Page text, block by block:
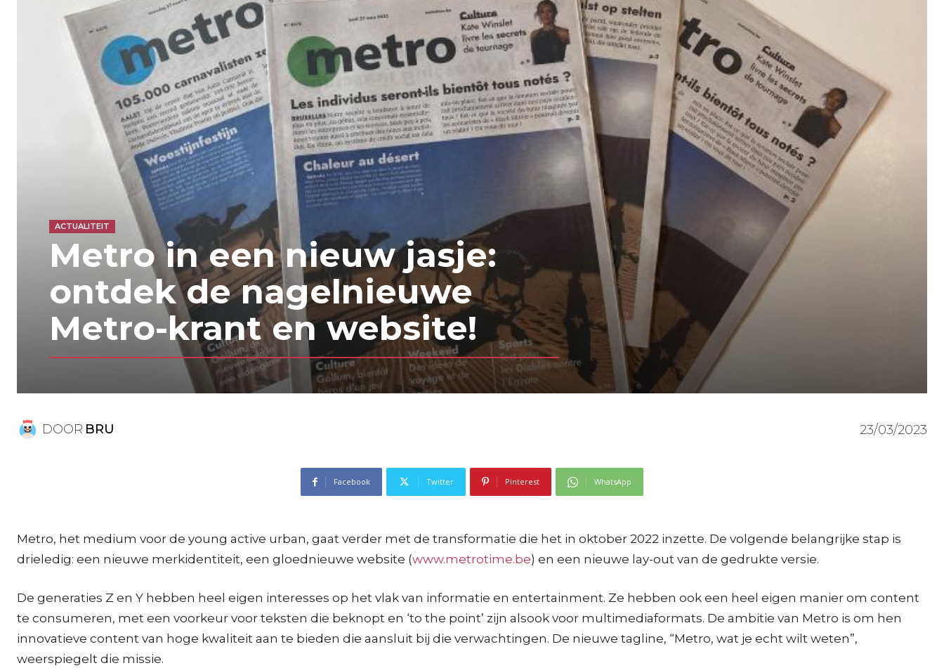
ACTUALITEIT
Metro in een nieuw jasje:
ontdek de nagelnieuwe
Metro-krant en website!
DOOR BRU 23/03/2023
Facebook Twitter Pinterest WhatsApp
Metro, het medium voor de young active urban, gaat verder met de transformatie die het in oktober 2022 inzette. De volgende belangrijke stap is
drieledig: een nieuwe merkidentiteit, een gloednieuwe website (www.metrotime.be) en een nieuwe lay-out van de gedrukte versie.
De generaties Z en Y hebben heel eigen interesses op het vlak van informatie en entertainment. Ze hebben ook een heel eigen manier om content
te consumeren, met een voorkeur voor teksten die beknopt en ‘to the point’ zijn alsook voor multimediaformats. De ambitie van Metro is om hen
innovatieve content van hoge kwaliteit aan te bieden die aansluit bij die verwachtingen. De nieuwe tagline, “Metro, wat je echt wilt weten”,
weerspiegelt die missie.